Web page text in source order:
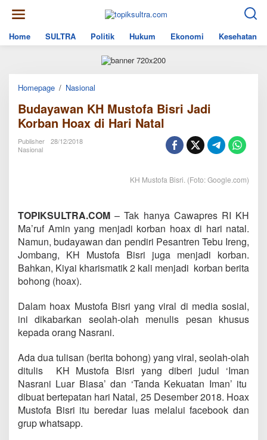
content
Home
SULTRA Politik Hukum Ekonomi Kesehatan
Homepage / Nasional
Mustofa
Bisri
Jadi
Budayawan KH Mustofa Bisri Jadi
Korban Hoax di Hari Natal
Publisher
28/12/2018
Nasional
KH Mustofa Bisri. (Foto: Google.com)
TOPIKSULTRA.COM – Tak hanya Cawapres RI KH
Ma’ruf Amin yang menjadi korban hoax di hari natal.
Namun, budayawan dan pendiri Pesantren Tebu Ireng,
Jombang, KH Mustofa Bisri juga menjadi korban.
Bahkan, Kiyai kharismatik 2 kali menjadi korban berita
bohong (hoax).
Dalam hoax Mustofa Bisri yang viral di media sosial,
ini dikabarkan seolah-olah menulis pesan khusus
kepada orang Nasrani.
Ada dua tulisan (berita bohong) yang viral, seolah-olah
ditulis KH Mustofa Bisri yang diberi judul ‘Iman
Nasrani Luar Biasa’ dan ‘Tanda Kekuatan Iman’ itu
dibuat bertepatan hari Natal, 25 Desember 2018. Hoax
Mustofa Bisri itu beredar luas melalui facebook dan
grup whatsapp.